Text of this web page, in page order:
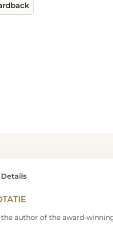
author of the award-
Details